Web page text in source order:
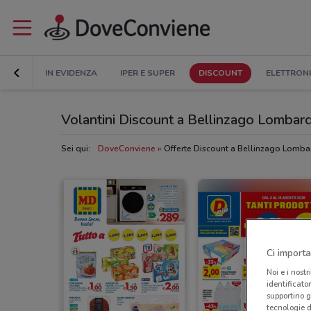
IN EVIDENZA IPER E SUPER DISCOUNT
Volantini Discount a Bellinzago
Sei qui: DoveConviene Offerte Discount a Bellinzago
Ci
Noi e i nostri
supportino
tecnologie